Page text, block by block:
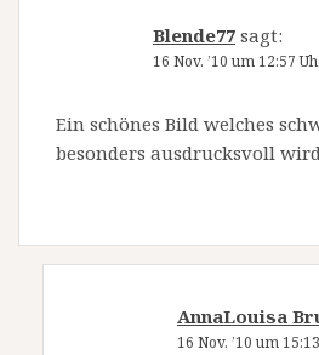
Blende77 sagt:
16 Nov. ’10 um 12:57
Ein schönes Bild welches
besonders ausdrucksvoll
AnnaLouisa
16 Nov. ’10 um